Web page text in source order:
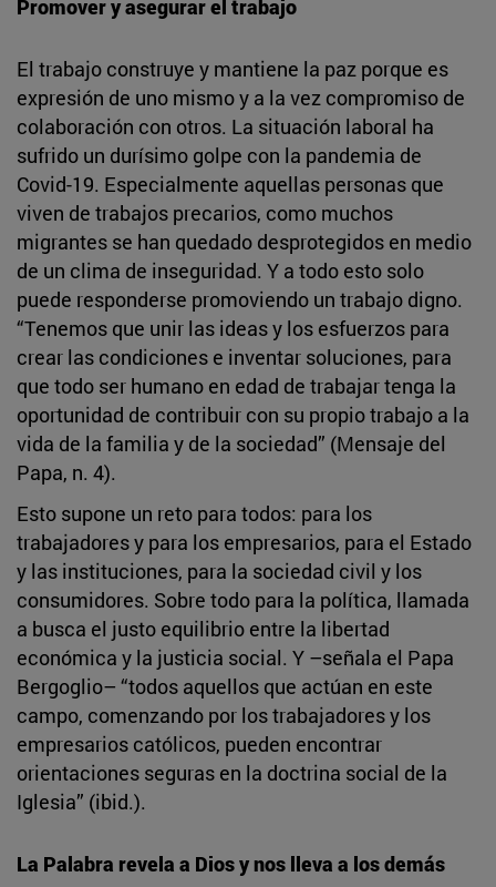
Promover y asegurar el trabajo
El trabajo construye y mantiene la paz porque es
expresión de uno mismo y a la vez compromiso de
colaboración con otros. La situación laboral ha
sufrido un durísimo golpe con la pandemia de
Covid-19. Especialmente aquellas personas que
viven de trabajos precarios, como muchos
migrantes se han quedado desprotegidos en medio
de un clima de inseguridad. Y a todo esto solo
puede responderse promoviendo un trabajo digno.
“Tenemos que unir las ideas y los esfuerzos para
crear las condiciones e inventar soluciones, para
que todo ser humano en edad de trabajar tenga la
oportunidad de contribuir con su propio trabajo a la
vida de la familia y de la sociedad” (Mensaje del
Papa, n. 4).
Esto supone un reto para todos: para los
trabajadores y para los empresarios, para el Estado
y las instituciones, para la sociedad civil y los
consumidores. Sobre todo para la política, llamada
a busca el justo equilibrio entre la libertad
económica y la justicia social. Y –señala el Papa
Bergoglio– “todos aquellos que actúan en este
campo, comenzando por los trabajadores y los
empresarios católicos, pueden encontrar
orientaciones seguras en la doctrina social de la
Iglesia” (ibid.).
La Palabra revela a Dios y nos lleva a los demás